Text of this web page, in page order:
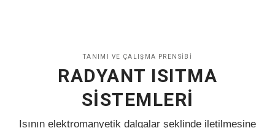
TANIMI VE ÇALIŞMA PRENSİBİ
RADYANT ISITMA
SİSTEMLERİ
Isının elektromanyetik dalgalar şeklinde iletilmesine